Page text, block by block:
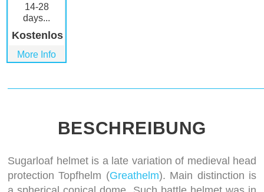
14-28
days...
Kostenlos
More Info
BESCHREIBUNG
Sugarloaf helmet is a late variation of medieval head
protection Topfhelm (Greathelm). Main distinction is